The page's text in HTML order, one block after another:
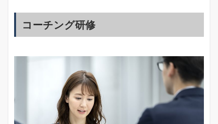
コーチング研修